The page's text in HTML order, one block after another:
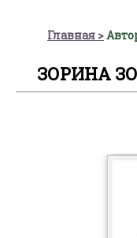
Главная
ЗОРИНА